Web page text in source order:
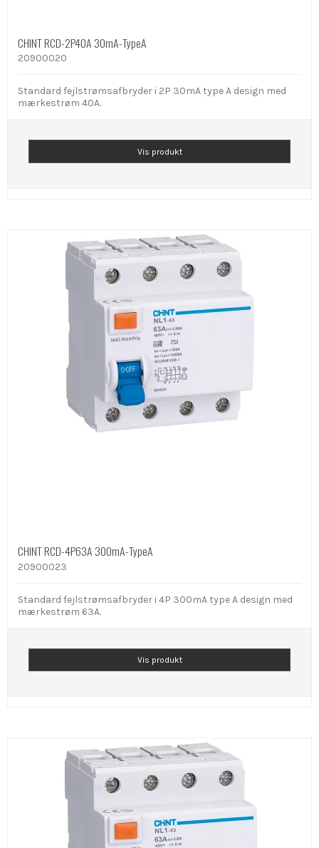
CHINT RCD-2P40A 30mA-TypeA
20900020
Standard fejlstrømsafbryder i 2P 30mA type A design med
mærkestrøm 40A.
Vis produkt
CHINT RCD-4P63A 300mA-TypeA
20900023
Standard fejlstrømsafbryder i 4P 300mA type A design med
mærkestrøm 63A.
Vis produkt